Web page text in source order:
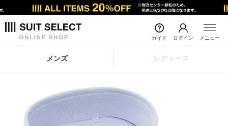
ガイド ログイン メニュー
メンズ レディース